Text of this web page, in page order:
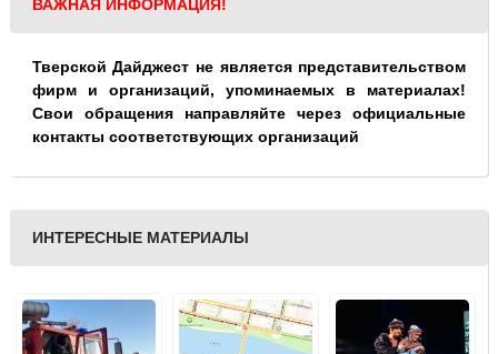
ВАЖНАЯ ИНФОРМАЦИЯ!
Тверской Дайджест не является представительством
фирм и организаций, упоминаемых в материалах!
Свои обращения направляйте через официальные
контакты соответствующих организаций
ИНТЕРЕСНЫЕ МАТЕРИАЛЫ